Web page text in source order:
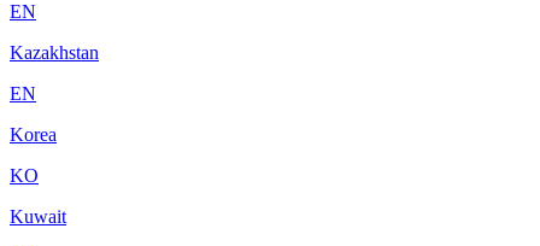
EN
Kazakhstan
EN
Korea
KO
Kuwait